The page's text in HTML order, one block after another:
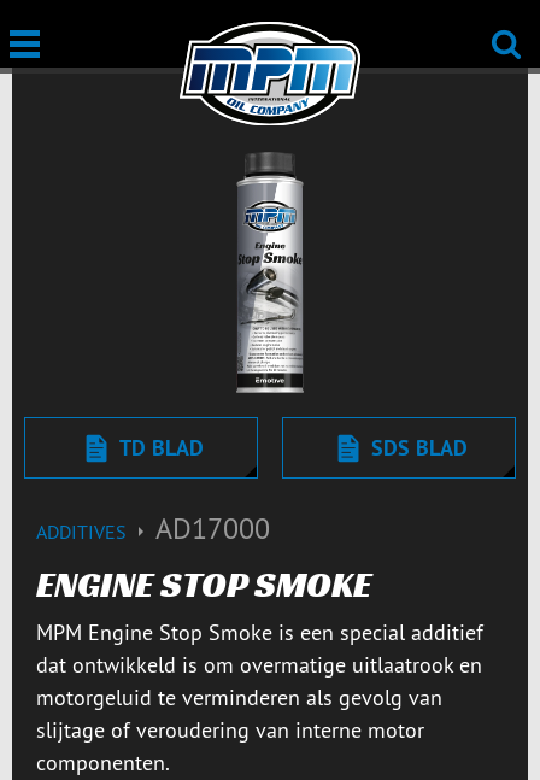
TD BLAD SDS BLAD
ADDITIVES AD17000
ENGINE STOP SMOKE
MPM Engine Stop Smoke is een special additief
dat ontwikkeld is om overmatige uitlaatrook en
motorgeluid te verminderen als gevolg van
slijtage of veroudering van interne motor
componenten.